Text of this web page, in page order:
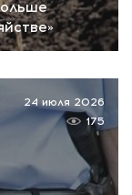
24 июля 2026
175